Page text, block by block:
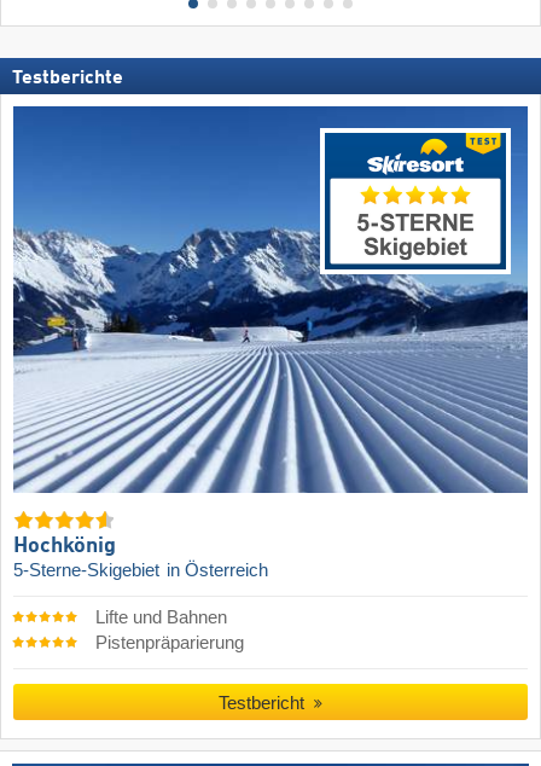
Testberichte
Hochkönig
5-Sterne-Skigebiet in Österreich
Lifte und Bahnen
Pistenpräparierung
Testbericht